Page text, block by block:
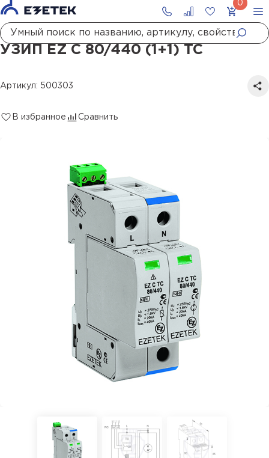
УЗИП EZ C 80/440 (1+1) TC
Артикул: 500303
В избранное Сравнить